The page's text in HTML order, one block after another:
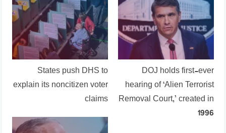
DOJ holds first-ever
hearing of ‘Alien Terrorist
Removal Court,’ created in
1996
States push DHS to
explain its noncitizen voter
claims